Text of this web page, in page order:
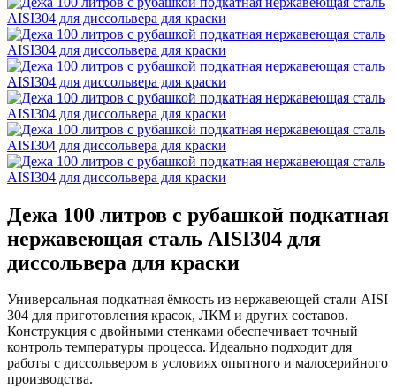
Дежа 100 литров с рубашкой подкатная
нержавеющая сталь AISI304 для
диссольвера для краски
Универсальная подкатная ёмкость из нержавеющей стали AISI
304 для приготовления красок, ЛКМ и других составов.
Конструкция с двойными стенками обеспечивает точный
контроль температуры процесса. Идеально подходит для
работы с диссольвером в условиях опытного и малосерийного
производства.